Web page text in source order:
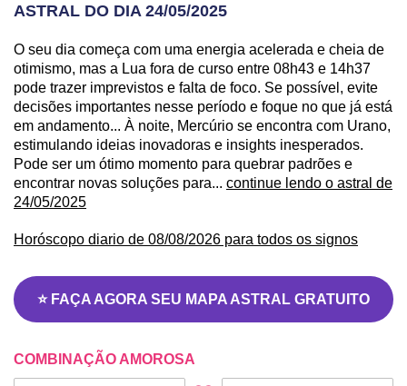
ASTRAL DO DIA 24/05/2025
O seu dia começa com uma energia acelerada e cheia de
otimismo, mas a Lua fora de curso entre 08h43 e 14h37
pode trazer imprevistos e falta de foco. Se possível, evite
decisões importantes nesse período e foque no que já está
em andamento... À noite, Mercúrio se encontra com Urano,
estimulando ideias inovadoras e insights inesperados.
Pode ser um ótimo momento para quebrar padrões e
encontrar novas soluções para... continue lendo o astral de
24/05/2025
Horóscopo diario de 08/08/2026 para todos os signos
⭐ FAÇA AGORA SEU MAPA ASTRAL GRATUITO
COMBINAÇÃO AMOROSA